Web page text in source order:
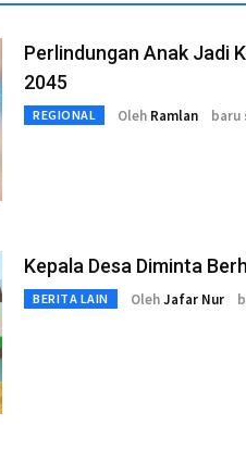
Perlindungan Anak Jadi
2045
REGIONAL Oleh Ramlan baru
Kepala Desa Diminta
BERITA LAIN OlehJafar Nur